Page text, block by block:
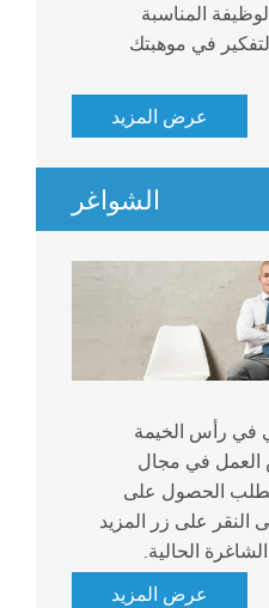
المناسبة
التفكير في موهبتك
عرض المزيد
الشواغر
في رأس الخيمة
في مجال
الحصول​ على
النقر على زر المزيد
الحالية.
عرض المزيد